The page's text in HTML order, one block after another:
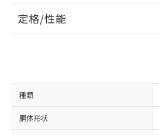
定格/性能
種類
胴体形状